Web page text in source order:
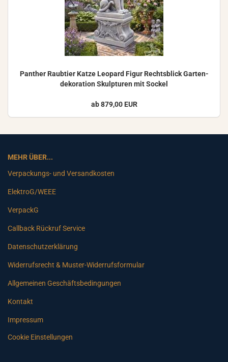
Pan­ther Raub­tier Katze Leo­pard Figur Rechts­blick Gar­ten­
de­ko­ra­ti­on Skulp­tu­ren mit So­ckel
ab 879,00 EUR
MEHR ÜBER...
Verpackungs- und Versandkosten
ElektroG/WEEE
VerpackG
Callback Rückruf Service
Datenschutzerklärung
Widerrufsrecht & Muster-Widerrufsformular
Allgemeinen Geschäftsbedingungen
Kontakt
Impressum
Cookie Einstellungen